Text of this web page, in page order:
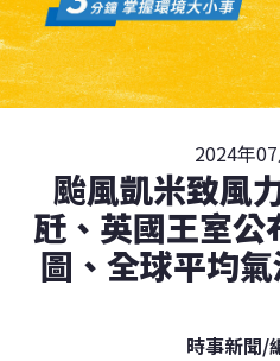
2024年
颱風凱米致風
瓩、英國王室
圖、全球平均
時事新聞/